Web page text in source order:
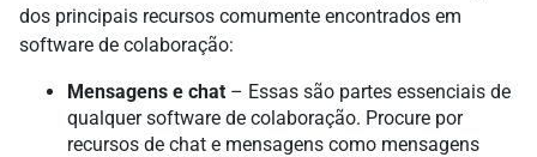
dos principais recursos comumente encontrados em
software de colaboração:
Mensagens e chat – Essas são partes essenciais de
qualquer software de colaboração. Procure por
recursos de chat e mensagens como mensagens